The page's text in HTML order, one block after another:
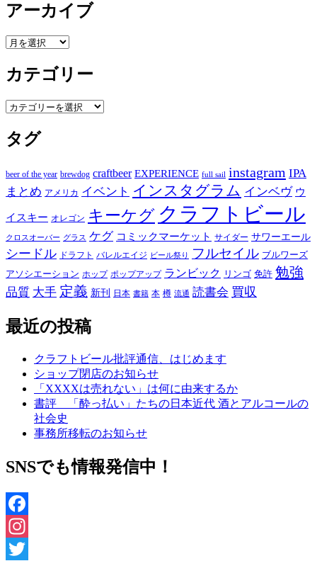
アーカイブ
ア
カ
イ
ブ
カテゴリー
カ
ゴ
リ
タグ
beer of the year brewdog craftbeer EXPERIENCE full sail instagram IPA
まとめ アメリカ イベント インスタグラム インベヴ ウ
イスキー オレゴン キーケグ クラフトビール
クロスオーバー グラス ケグ コミックマーケット サイダー サワーエール
シードル ドラフト バレルエイジ ビール祭り フルセイル ブルワーズ
アソシエーション ホップ ポップアップ ランビック リンゴ 免許 勉強
品質 大手 定義 新刊 日本 書籍 本 樽 流通 読書会 買収
最近の投稿
クラフトビール批評通信、はじめます
ショップ閉店のお知らせ
「XXXXは売れない」は何に由来するか
書評 「酔っ払い」たちの日本近代 酒とアルコールの
社会史
事務所移転のお知らせ
SNSでも情報発信中！
Facebook
Instagram